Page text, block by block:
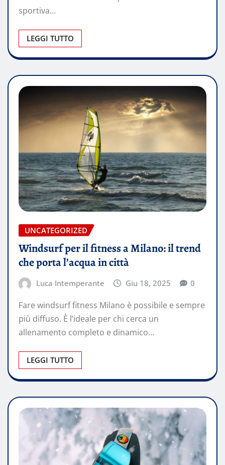
sportiva…
LEGGI TUTTO
UNCATEGORIZED
Windsurf per il fitness a Milano: il trend
che porta l’acqua in città
Luca Intemperante Giu 18, 2025 0
Fare windsurf fitness Milano è possibile e sempre
più diffuso. È l’ideale per chi cerca un
allenamento completo e dinamico…
LEGGI TUTTO